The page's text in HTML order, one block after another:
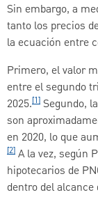
Sin embargo, a
tanto los precios
la ecuación entre
Primero, el valor
entre el segundo
2025.[1] Segundo,
son
en 2020, lo que
[2] A la vez, según
hipotecarios de
dentro del